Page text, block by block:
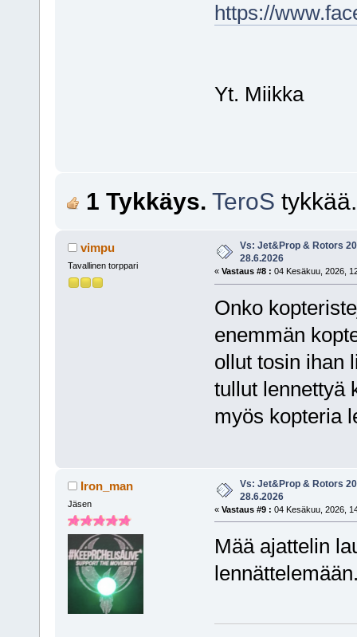
https://
Yt. Miikka
1 Tykkäys. TeroS tykkää.
vimpu
Tavallinen torppari
Vs: Jet&Prop & Rotors
28.6.2026
« Vastaus #8 : 04 Kesäkuu, 2026,
Onko
enemmän
ollut tosin ihan
tullut lennettyä
myös kopteria
Iron_man
Jäsen
Vs: Jet&Prop & Rotors
28.6.2026
« Vastaus #9 : 04 Kesäkuu, 2026,
Mää ajattelin